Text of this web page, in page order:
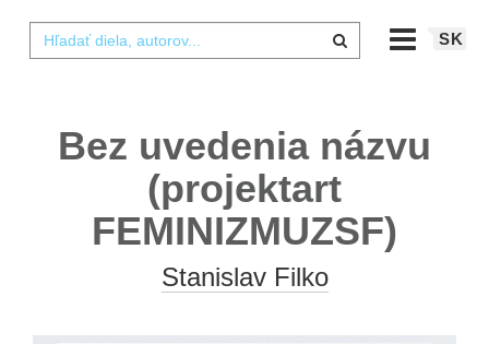
SK
Bez uvedenia názvu
(projektart
FEMINIZMUZSF)
Stanislav Filko